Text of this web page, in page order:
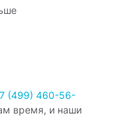
(499) 460-56-
время, и наши